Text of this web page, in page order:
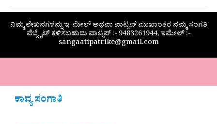
ನಿಮ್ಮ ಲೇಖನಗಳನ್ನು ಇ-ಮೇಲ್ ಅಥವಾ ವಾಟ್ಸಪ್ ಮುಖಾಂತರ ನಮ್ಮ ಸಂಗತಿ
ವೆಬ್ಸೈಟ್ ಕಳಿಸಬಹುದು ವಾಟ್ಸಪ್‌ :- 9483261944, ಇಮೇಲ್ :-
sangaatipatrike@gmail.com
ಕಾವ್ಯ ಸಂಗಾತಿ